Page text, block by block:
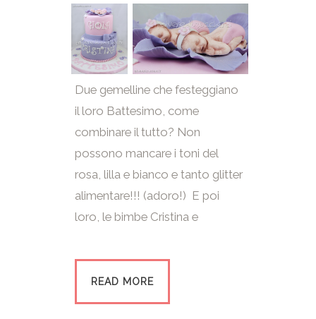
Due gemelline che festeggiano
il loro Battesimo, come
combinare il tutto? Non
possono mancare i toni del
rosa, lilla e bianco e tanto glitter
alimentare!!! (adoro!) E poi
loro, le bimbe Cristina e
READ MORE